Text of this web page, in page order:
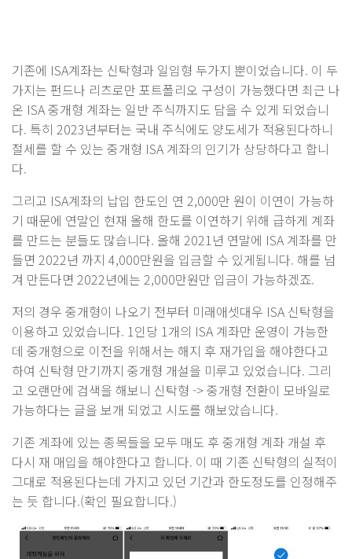
기존에 ISA계좌는 신탁형과 일임형 두가지 뿐이었습니다. 이 두
가지는 펀드나 리츠로만 포트폴리오 구성이 가능했다면 최근 나
온 ISA 중개형 계좌는 일반 주식까지도 담을 수 있게 되었습니
다. 특히 2023년부터는 국내 주식에도 양도세가 적용된다하니
절세를 할 수 있는 중개형 ISA 계좌의 인기가 상당하다고 합니
다.
그리고 ISA계좌의 납입 한도인 연 2,000만 원이 이연이 가능하
기 때문에 연말인 현재 올해 한도를 이연하기 위해 급하게 계좌
를 만드는 분들도 많습니다. 올해 2021년 연말에 ISA 계좌를 만
들면 2022년 까지 4,000만원을 입금할 수 있게됩니다. 해를 넘
겨 만든다면 2022년에는 2,000만원만 입금이 가능하겠죠.
저의 경우 중개형이 나오기 전부터 미래애셋대우 ISA 신탁형을
이용하고 있었습니다. 1인당 1개의 ISA 계좌만 운영이 가능한
데 중개형으로 이전을 위해서는 해지 후 재가입을 해야한다고
하여 신탁형 만기까지 중개형 개설을 미루고 있었습니다. 그리
고 오랜만에 검색을 해보니 신탁형 -> 중개형 전환이 모바일로
가능하다는 글을 보개 되었고 시도를 해보았습니다.
기존 계좌에 있는 종목들을 모두 매도 후 중개형 계좌 개설 후
다시 재 매입을 해야한다고 합니다. 이 때 기존 신탁형의 실적이
그대로 적용된다는데 가지고 있던 기간과 한도정도를 인정해주
는 듯 합니다.(확인 필요합니다.)